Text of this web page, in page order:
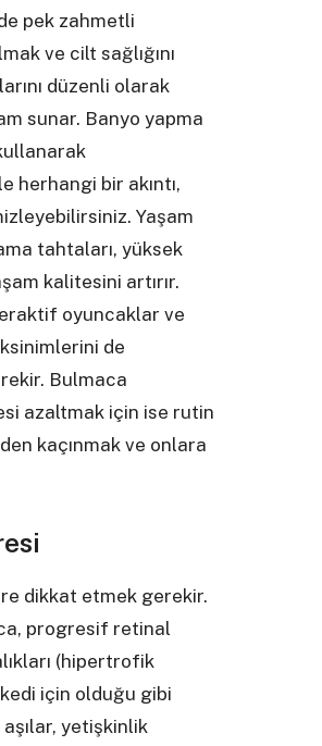
pek zahmetli
ve cilt sağlığını
düzenli olarak
sunar. Banyo yapma
herhangi bir akıntı,
Yaşam
tahtaları, yüksek
kalitesini artırır.
oyuncaklar ve
de
Bulmaca
azaltmak için ise rutin
kaçınmak ve onlara
dikkat etmek gerekir.
progresif retinal
(hipertrofik
için olduğu gibi
yetişkinlik